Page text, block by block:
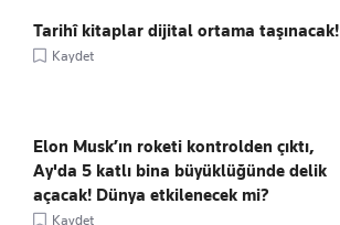
Tarihî kitaplar dijital ortama taşınacak!
Kaydet
Elon Musk’ın roketi kontrolden çıktı,
Ay'da 5 katlı bina büyüklüğünde delik
açacak! Dünya etkilenecek mi?
Kaydet